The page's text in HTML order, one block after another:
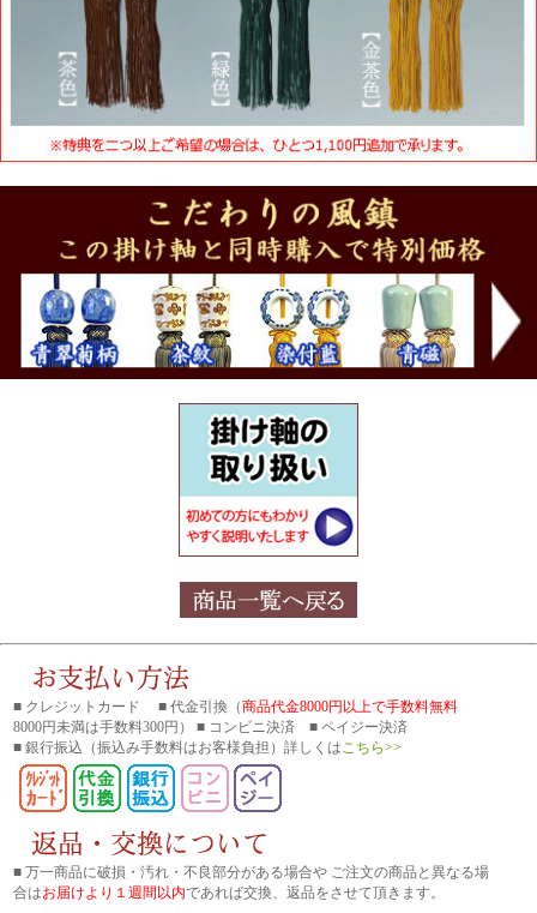
■ クレジットカード ■ 代金引換（商品代金8000円以上で手数料無料
8000円未満は手数料300円） ■ コンビニ決済 ■ ペイジー決済
■ 銀行振込 （振込み手数料はお客様負担）詳しくは こちら>>
■ 万一商品に破損・汚れ・不良部分がある場合や ご注文の商品と異なる場
合はお届けより１週間以内であれば交換、返品をさせて頂きます。